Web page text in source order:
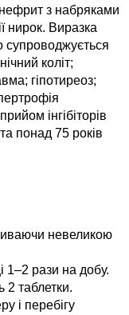
нефрит з набряками
нирок. Виразка
супроводжується
коліт;
гіпотиреоз;
інгібіторів
понад 75 років
невеликою
1–2 рази на добу.
2 таблетки.
і перебігу